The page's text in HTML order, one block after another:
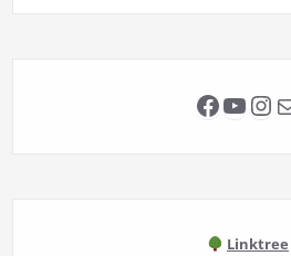
Linktree